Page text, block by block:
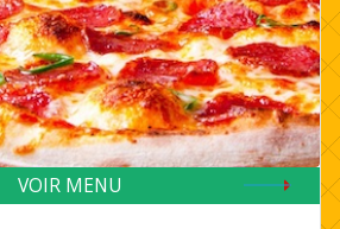
VOIR MENU